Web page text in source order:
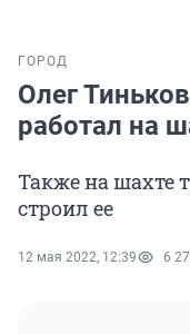
ГОРОД
Олег
работал на
Также на шахте
строил ее
12 мая 2022, 12:39 6